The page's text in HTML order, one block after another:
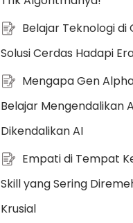
Belajar Teknologi di
Solusi Cerdas Hadapi
Mengapa Gen
Belajar Mengendalikan
Dikendalikan AI
Empati di Tempat
Skill yang Sering
Krusial